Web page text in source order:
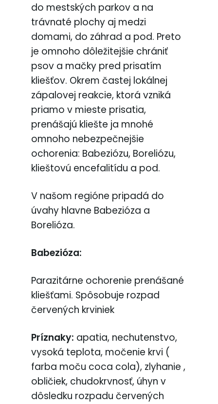
do mestských parkov a na
trávnaté plochy aj medzi
domami, do záhrad a pod. Preto
je omnoho dôležitejšie chrániť
psov a mačky pred prisatím
kliešťov. Okrem častej lokálnej
zápalovej reakcie, ktorá vzniká
priamo v mieste prisatia,
prenášajú kliešte ja mnohé
omnoho nebezpečnejšie
ochorenia: Babeziózu, Boreliózu,
klieštovú encefalitídu a pod.
V našom regióne pripadá do
úvahy hlavne Babezióza a
Borelióza.
Babezióza:
Parazitárne ochorenie prenášané
kliešťami. Spôsobuje rozpad
červených krviniek
Príznaky: apatia, nechutenstvo,
vysoká teplota, močenie krvi (
farba moču coca cola), zlyhanie ,
obličiek, chudokrvnosť, úhyn v
dôsledku rozpadu červených